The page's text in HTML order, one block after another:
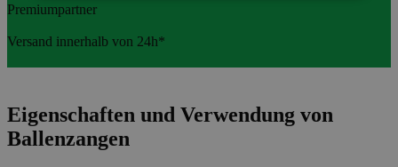
Premiumpartner
Versand innerhalb von 24h*
Eigenschaften und Verwendung von
Ballenzangen